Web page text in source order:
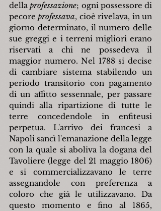
della professazione; ogni possessore di
pecore professava, cioè rivelava, in un
giorno determinato, il numero delle
sue greggi e i terreni migliori erano
riservati a chi ne possedeva il
maggior numero. Nel 1788 si decise
di cambiare sistema stabilendo un
periodo transitorio con pagamento
di un affitto sessennale, per passare
quindi alla ripartizione di tutte le
terre concedendole in enfiteusi
perpetua. L'arrivo dei francesi a
Napoli sancì l'emanazione della legge
con la quale si aboliva la dogana del
Tavoliere (legge del 21 maggio 1806)
e si commercializzavano le terre
assegnandole con preferenza a
coloro che già le utilizzavano. Da
questo momento e fino al 1865,